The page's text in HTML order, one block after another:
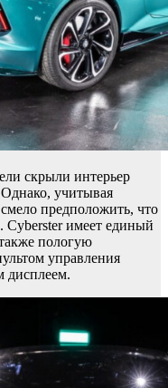
скрыли интерьер
учитывая
предположить, что
Cyberster имеет единый
пологую
управления
дисплеем.